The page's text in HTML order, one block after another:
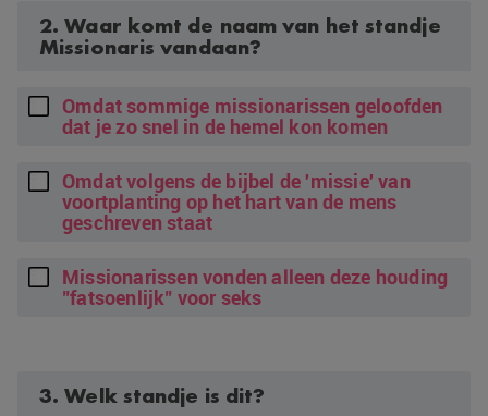
2. Waar komt de naam van het standje
Missionaris vandaan?
Omdat sommige missionarissen geloofden
dat je zo snel in de hemel kon komen
Omdat volgens de bijbel de 'missie' van
voortplanting op het hart van de mens
geschreven staat
Missionarissen vonden alleen deze houding
"fatsoenlijk" voor seks
3. Welk standje is dit?